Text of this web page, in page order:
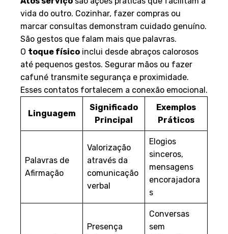
Atos serviço são ações práticas que facilitam a
vida do outro. Cozinhar, fazer compras ou
marcar consultas demonstram cuidado genuíno.
São gestos que falam mais que palavras.
O toque físico inclui desde abraços calorosos
até pequenos gestos. Segurar mãos ou fazer
cafuné transmite segurança e proximidade.
Esses contatos fortalecem a conexão emocional.
Linguagem
Significado
Principal
Exemplos
Práticos
Palavras de
Afirmação
Valorização
através da
comunicação
verbal
Elogios
sinceros,
mensagens
encorajadora
s
Presença
Conversas
sem